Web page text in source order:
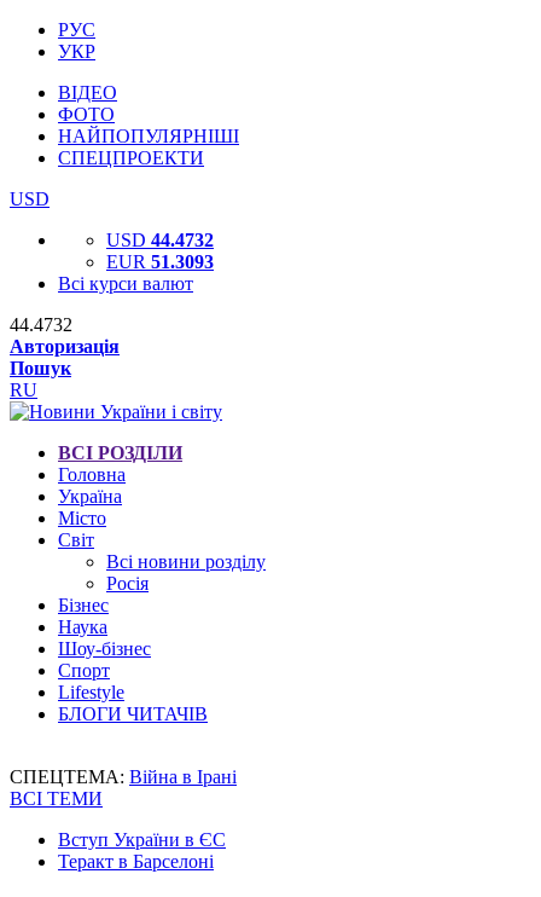
РУС
УКР
ВІДЕО
ФОТО
НАЙПОПУЛЯРНІШІ
СПЕЦПРОЕКТИ
USD
USD 44.4732
EUR 51.3093
Всі курси валют
44.4732
Авторизація
Пошук
RU
ВСІ РОЗДІЛИ
Головна
Україна
Місто
Світ
Всі новини розділу
Росія
Бізнес
Наука
Шоу-бізнес
Спорт
Lifestyle
БЛОГИ ЧИТАЧІВ
СПЕЦТЕМА: Війна в Ірані
ВСІ ТЕМИ
Вступ України в ЄС
Теракт в Барселоні